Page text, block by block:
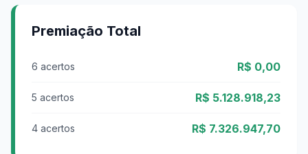
Premiação Total
6 acertos R$ 0,00
5 acertos R$ 5.128.918,23
4 acertos R$ 7.326.947,70